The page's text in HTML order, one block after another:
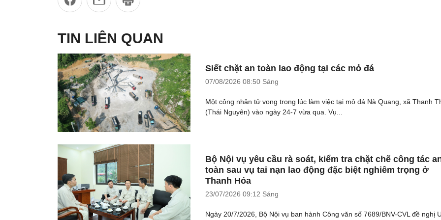
TIN LIÊN QUAN
Siết chặt an toàn lao động tại các mỏ đá
07/08/2026 08:50 Sáng
Một công nhân tử vong trong lúc làm việc tại mỏ đá Nà Quang, xã Thanh
(Thái Nguyên) vào ngày 24-7 vừa qua. Vụ...
Bộ Nội vụ yêu cầu rà soát, kiểm tra chặt chẽ công tác
toàn sau vụ tai nạn lao động đặc biệt nghiêm trọng ở
Thanh Hóa
23/07/2026 09:12 Sáng
Ngày 20/7/2026, Bộ Nội vụ ban hành Công văn số 7689/BNV-CVL đề nghị